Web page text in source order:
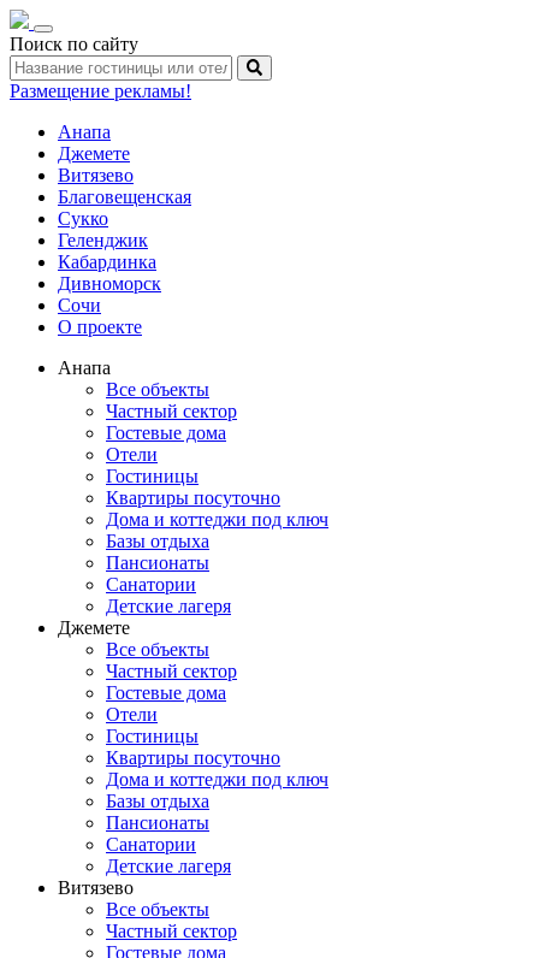
Toggle
navigation
Поиск по сайту
Размещение рекламы!
Анапа
Джемете
Витязево
Благовещенская
Сукко
Геленджик
Кабардинка
Дивноморск
Сочи
О проекте
Анапа
Все объекты
Частный сектор
Гостевые дома
Отели
Гостиницы
Квартиры посуточно
Дома и коттеджи под ключ
Базы отдыха
Пансионаты
Санатории
Детские лагеря
Джемете
Все объекты
Частный сектор
Гостевые дома
Отели
Гостиницы
Квартиры посуточно
Дома и коттеджи под ключ
Базы отдыха
Пансионаты
Санатории
Детские лагеря
Витязево
Все объекты
Частный сектор
Гостевые дома